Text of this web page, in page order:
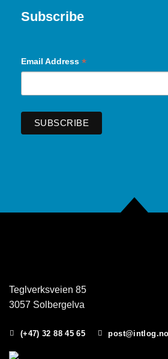
Subscribe
Email Address *
Teglverksveien 85
3057 Solbergelva
(+47) 32 88 45 65 post@intlog.no